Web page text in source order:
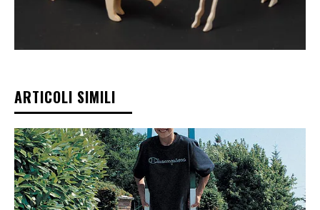
ARTICOLI SIMILI